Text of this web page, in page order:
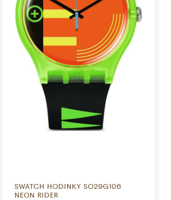
SWATCH HODINKY SO29G106
NEON RIDER